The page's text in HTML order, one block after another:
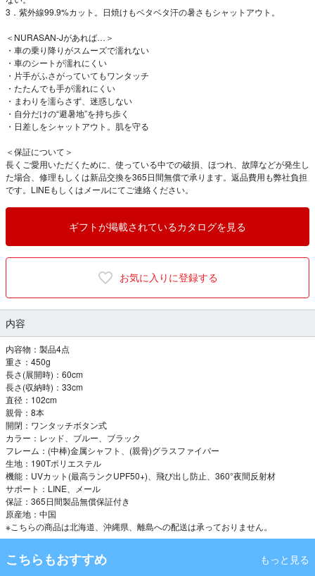
3．紫外線99.9%カット。日焼けもベタベタ汗の暑さもシャットアウト。
＜NURASAN-Jがあれば…＞
・車の乗り降りがスムーズで濡れない
・車のシートが濡れにくい
・片手がふさがっていてもワンタッチ
・たたんでも手が濡れにくい
・まわりを濡らさず、迷惑しない
・自分だけの“避暑地”を持ち歩く
・日差しをシャットアウト。肌を守る
＜保証について＞
長くご愛用いただくために、使っている中での破損、ほつれ、故障などが発生し
た場合、修理もしくは新品交換を365日間無償で承ります。返品費用も弊社負担
です。LINEもしくはメールにてご連絡ください。
ギフトが掲載されているカタログを見る
お気に入りに登録する
内容
内容物：製品4点
重さ：450g
長さ(展開時)：60cm
長さ(収納時)：33cm
直径：102cm
親骨：8本
開閉：ワンタッチボタン式
カラー：レッド、ブルー、ブラック
フレーム：(中棒)金属シャフト、(親骨)グラスファイバー
生地：190Tポリエステル
機能：UVカット(最高ランクUPF50+)、飛び出し防止、360°夜間反射材
サポート：LINE、メール
保証：365日間製品無償保証付き
原産地：中国
※こちらの商品は北海道、沖縄県、離島への配送は承っておりません。
こちらもおすすめ もっと見る